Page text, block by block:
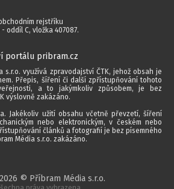
rejstříku
oddíl C, vložka 407087.
portálu pribram.cz
s.r.o. využívá zpravodajství ČTK, jehož obsah je
Přepis, šíření či další zpřístupňování tohoto
a to jakýmkoliv způsobem, je bez
výslovně zakázáno.
Jakékoliv užití obsahu včetně převzetí, šíření
nebo elektronickým, v českém nebo
článků a fotografií je bez písemného
Média s.r.o. zakázáno.
© Příbram Média s.r.o.